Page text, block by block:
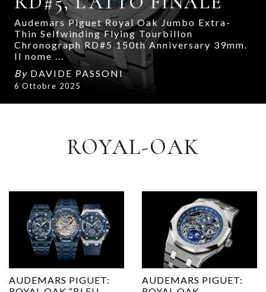
Audemars Piguet Royal Oak Jumbo Extra-
Thin Selfwinding Flying Tourbillon
Chronograph RD#5 150th Anniversary 39mm.
Il nome ...
By DAVIDE PASSONI
6 Ottobre 2025
ROYAL-OAK
AUDEMARS PIGUET:
AUDEMARS PIGUET: